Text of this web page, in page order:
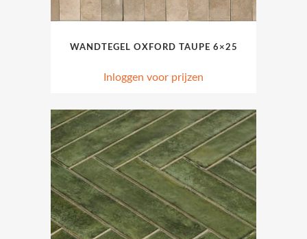
WANDTEGEL OXFORD TAUPE 6×25
Inloggen voor prijzen